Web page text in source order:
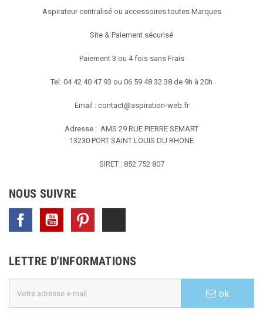
Aspirateur centralisé ou accessoires toutes Marques
Site & Paiement sécurisé
Paiement 3 ou 4 fois sans Frais
Tel: 04 42 40 47 93 ou 06 59 48 32 38 de 9h à 20h
Email : contact@aspiration-web.fr
Adresse : AMS 29 RUE PIERRE SEMART
13230 PORT SAINT LOUIS DU RHONE
SIRET : 852 752 807
NOUS SUIVRE
Facebook YouTube
LETTRE D'INFORMATIONS
ok